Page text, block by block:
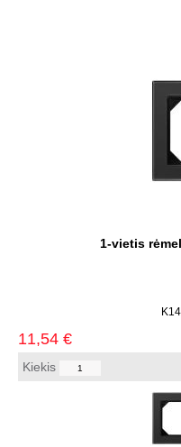
1-vietis
11,54 €
Kiekis